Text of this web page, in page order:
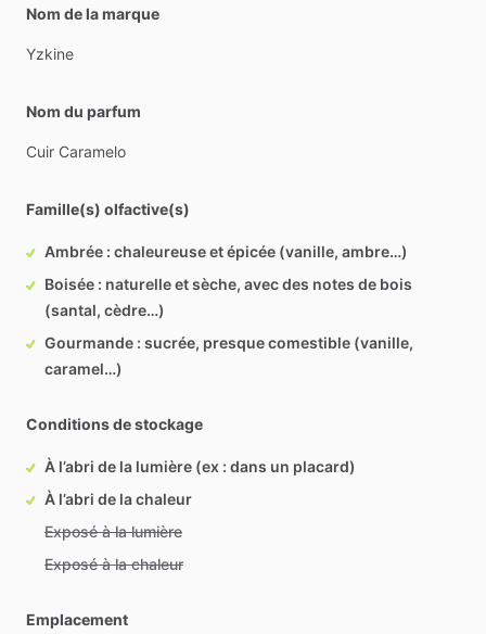
Nom de la marque
Yzkine
Nom du parfum
Cuir Caramelo
Famille(s) olfactive(s)
Ambrée : chaleureuse et épicée (vanille, ambre…)
Boisée : naturelle et sèche, avec des notes de bois
(santal, cèdre…)
Gourmande : sucrée, presque comestible (vanille,
caramel…)
Conditions de stockage
À l’abri de la lumière (ex : dans un placard)
À l’abri de la chaleur
Exposé à la lumière
Exposé à la chaleur
Emplacement